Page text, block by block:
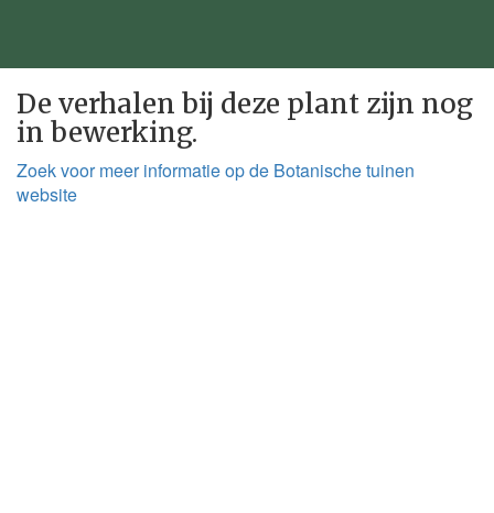
De verhalen bij deze plant zijn nog
in bewerking.
Zoek voor meer informatie op de Botanische tuinen
website